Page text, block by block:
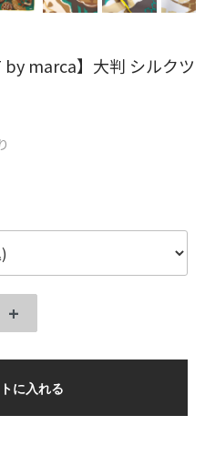
by marca】大判 シルクツ
+
に入れる